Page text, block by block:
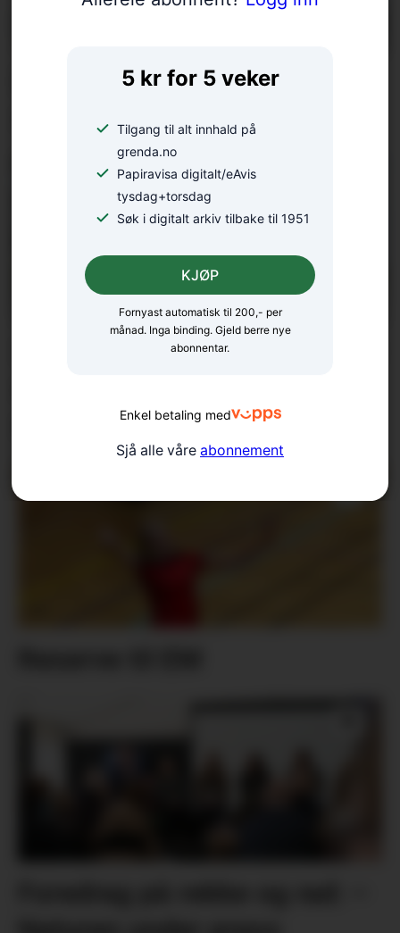
5 kr for 5 veker
Tilgang til alt innhald på
grenda.no
Papiravisa digitalt/eAvis
tysdag+torsdag
Søk i digitalt arkiv tilbake til 1951
Fornyast automatisk til 200,- per
månad. Inga binding. Gjeld berre nye
abonnentar.
KJØP
Enkel betaling med
Sjå alle våre abonnement
Eurorally til Rosendal: – Ei
ugløymeleg køyreoppleving
Sjukeheim og seniorsenter i
dette prosjektet til å skina